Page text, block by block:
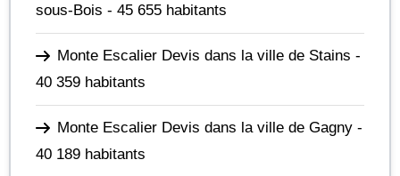
sous-Bois - 45 655 habitants
Monte Escalier Devis dans la ville de Stains -
40 359 habitants
Monte Escalier Devis dans la ville de Gagny -
40 189 habitants